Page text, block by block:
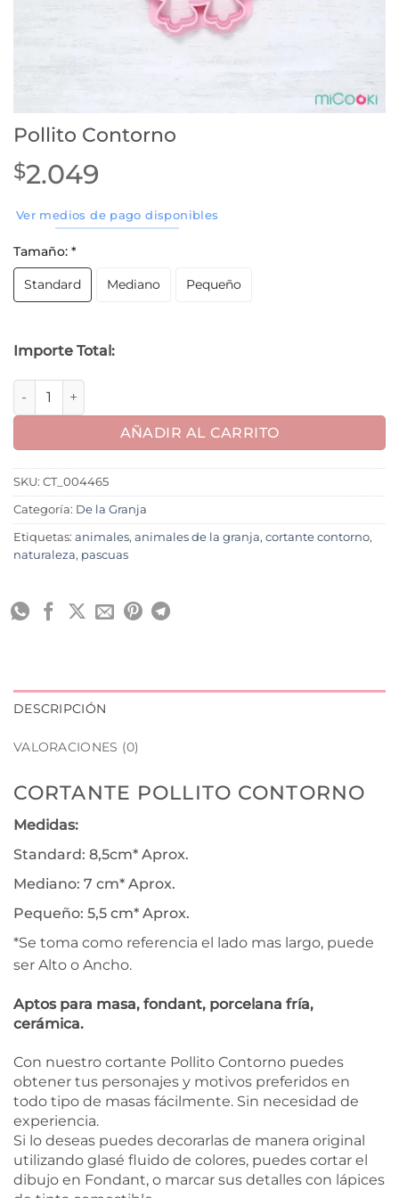
Pollito Contorno
$2.049
Ver medios de pago disponibles
Tamaño: *
Standard Mediano Pequeño
Importe Total:
Pollito Contorno cantidad
AÑADIR AL CARRITO
SKU: CT_004465
Categoría: De la Granja
Etiquetas: animales, animales de la granja, cortante contorno,
naturaleza, pascuas
DESCRIPCIÓN
VALORACIONES (0)
CORTANTE POLLITO CONTORNO
Medidas:
Standard: 8,5cm* Aprox.
Mediano: 7 cm* Aprox.
Pequeño: 5,5 cm* Aprox.
*Se toma como referencia el lado mas largo, puede
ser Alto o Ancho.
Aptos para masa, fondant, porcelana fría,
cerámica.
Con nuestro cortante Pollito Contorno puedes
obtener tus personajes y motivos preferidos en
todo tipo de masas fácilmente. Sin necesidad de
experiencia.
Si lo deseas puedes decorarlas de manera original
utilizando glasé fluido de colores, puedes cortar el
dibujo en Fondant, o marcar sus detalles con lápices